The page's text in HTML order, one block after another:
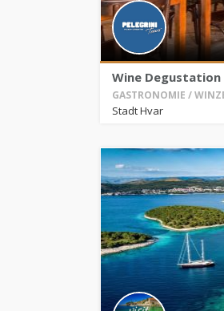
Wine Degustation
GASTRONOMIE /
Stadt Hvar